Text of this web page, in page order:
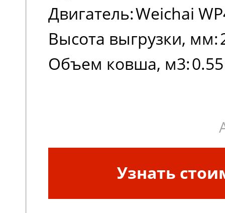
Двигатель:Weichai
Высота выгрузки, мм:
Объем ковша, м3:0.55
Узнать